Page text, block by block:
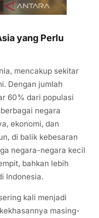
yang Perlu
mencakup sekitar
Dengan jumlah
60% dari populasi
negara
ekonomi, dan
di balik kebesaran
negara-negara kecil
bahkan lebih
Indonesia.
kali menjadi
masing-